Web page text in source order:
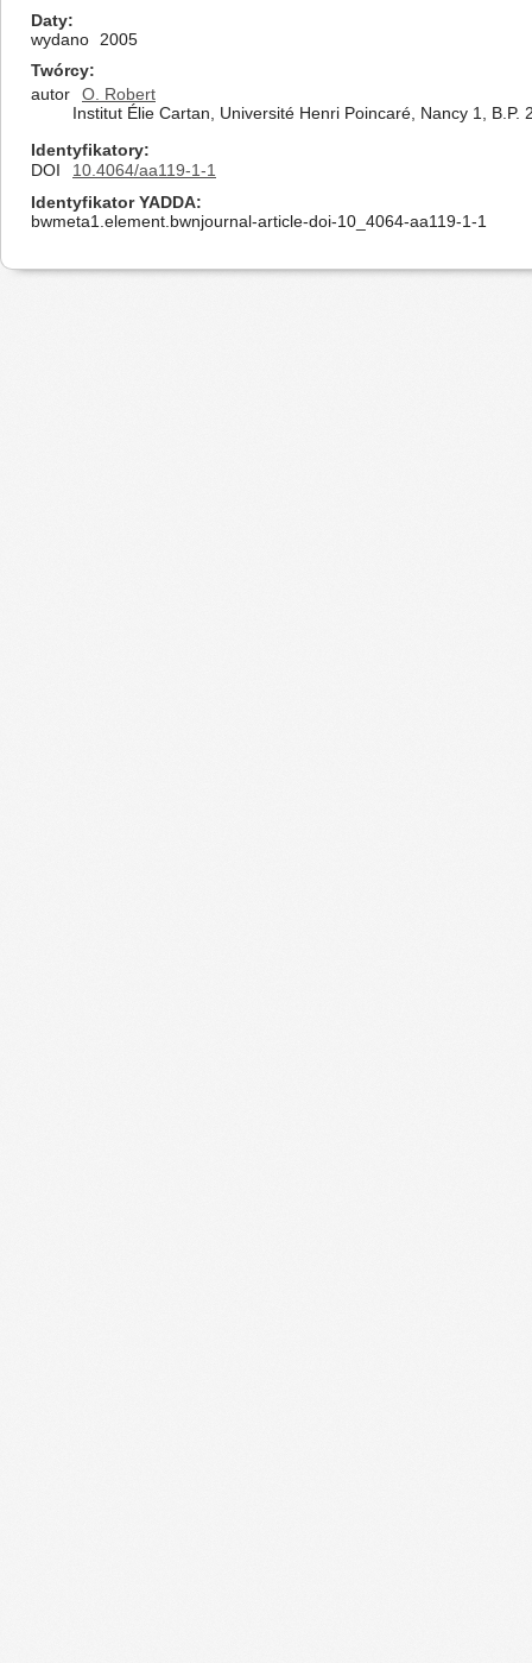
Daty
wydano
2005
Twórcy
autor
O. Robert
Institut Élie Cartan, Université Henri Poincaré, Nancy 1,
Identyfikatory
DOI
10.4064/aa119-1-1
Identyfikator YADDA
bwmeta1.element.bwnjournal-article-doi-10_4064-aa119-1-1